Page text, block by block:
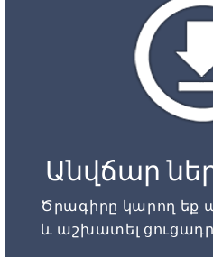
Անվճար
Ծրագիրը կարող եք
և աշխատել